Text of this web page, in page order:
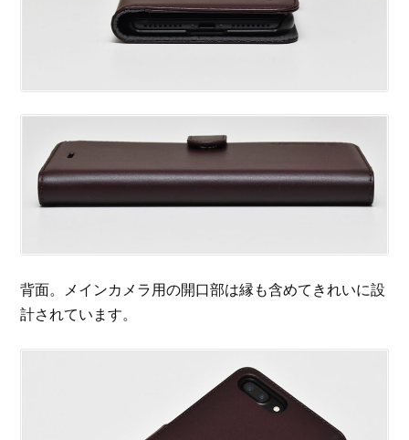
背面。メインカメラ用の開口部は縁も含めてきれいに設
計されています。